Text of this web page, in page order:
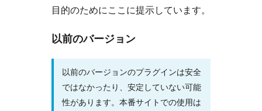
目的のためにここに提示しています。
以前のバージョン
以前のバージョンのプラグインは安全
ではなかったり、安定していない可能
性があります。本番サイトでの使用は